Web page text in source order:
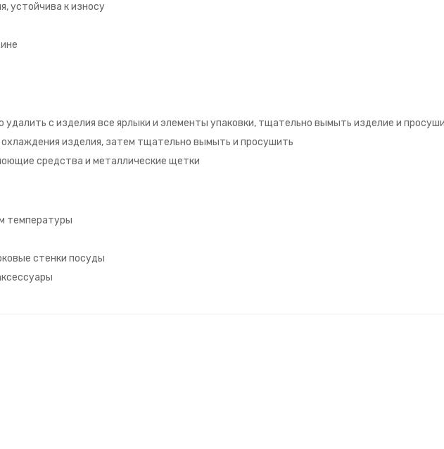
устойчива к износу
удалить с изделия все ярлыки и элементы упаковки, тщательно вымыть изделие и
изделия, затем тщательно вымыть и просушить
средства и металлические щетки
температуры
стенки посуды